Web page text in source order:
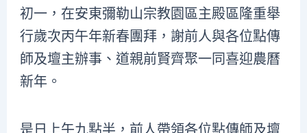
初一，在安東彌勒山宗教園區主殿區隆重舉
行歲次丙午年新春團拜，謝前人與各位點傳
師及壇主辦事、道親前賢齊聚一同喜迎農曆
新年。
是日上午九點半，前人帶領各位點傳師及壇